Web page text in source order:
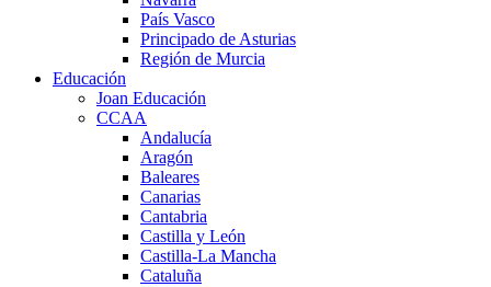
País Vasco
Principado de Asturias
Región de Murcia
Educación
Joan Educación
CCAA
Andalucía
Aragón
Baleares
Canarias
Cantabria
Castilla y León
Castilla-La Mancha
Cataluña